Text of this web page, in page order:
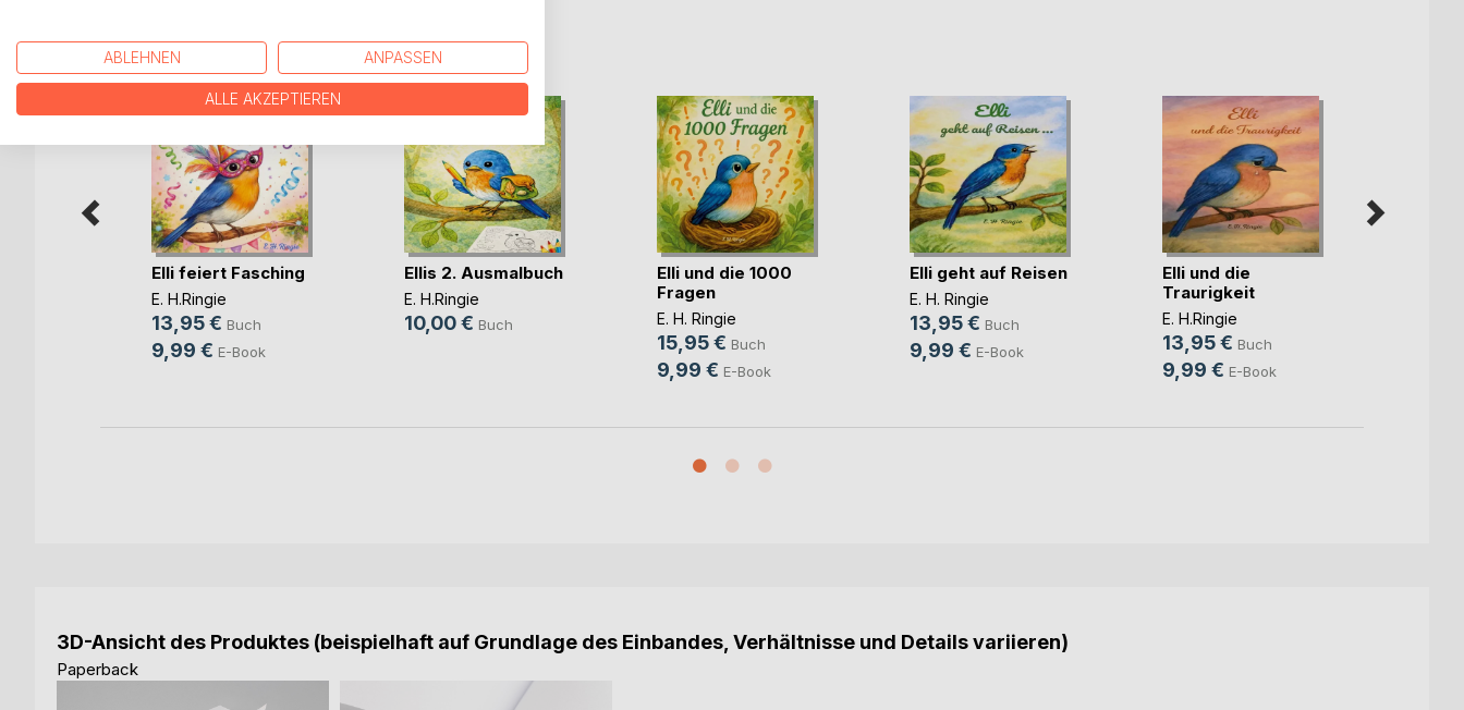
WEITERE TITEL BEIBoD
Elli feiert Fasching
E. H.Ringie
13,95 € Buch
9,99 € E-Book
Ellis 2. Ausmalbuch
E. H.Ringie
10,00 € Buch
Elli und die 1000
Fragen
E. H. Ringie
15,95 € Buch
9,99 € E-Book
Elli geht auf Reisen
E. H. Ringie
13,95 € Buch
9,99 € E-Book
Elli und die
Traurigkeit
E. H.Ringie
13,95 € Buch
9,99 € E-Book
3D-Ansicht des Produktes (beispielhaft auf Grundlage des Einbandes, Verhältnisse und Details variieren)
Paperback
ABLEHNEN ANPASSEN
ALLE AKZEPTIEREN